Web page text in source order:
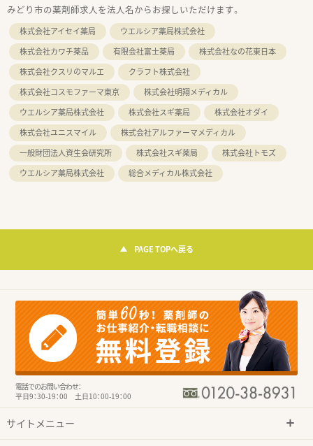
みどり市の薬剤師求人を法人名からお探しいただけます。
株式会社アイセイ薬局
ウエルシア薬局株式会社
株式会社カワチ薬品
有限会社富士薬局
株式会社なの花東日本
株式会社クスリのマルエ
クラフト株式会社
株式会社コスモファーマ東京
株式会社明翔メディカル
ウエルシア薬局株式会社
株式会社スギ薬局
株式会社オダイ
株式会社ユニスマイル
株式会社アルファーマメディカル
一般財団法人資生会研究所
株式会社スギ薬局
株式会社トモズ
ウエルシア薬局株式会社
総合メディカル株式会社
PAGE TOPへ戻る
電話でのお問い合わせ：
平日9：30-19：00 土日10：00-19：00
サイトメニュー